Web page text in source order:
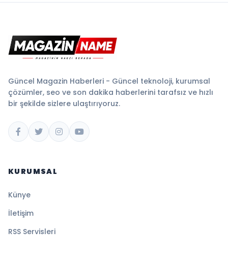
Güncel Magazin Haberleri - Güncel teknoloji, kurumsal
çözümler, seo ve son dakika haberlerini tarafsız ve hızlı
bir şekilde sizlere ulaştırıyoruz.
KURUMSAL
Künye
İletişim
RSS Servisleri